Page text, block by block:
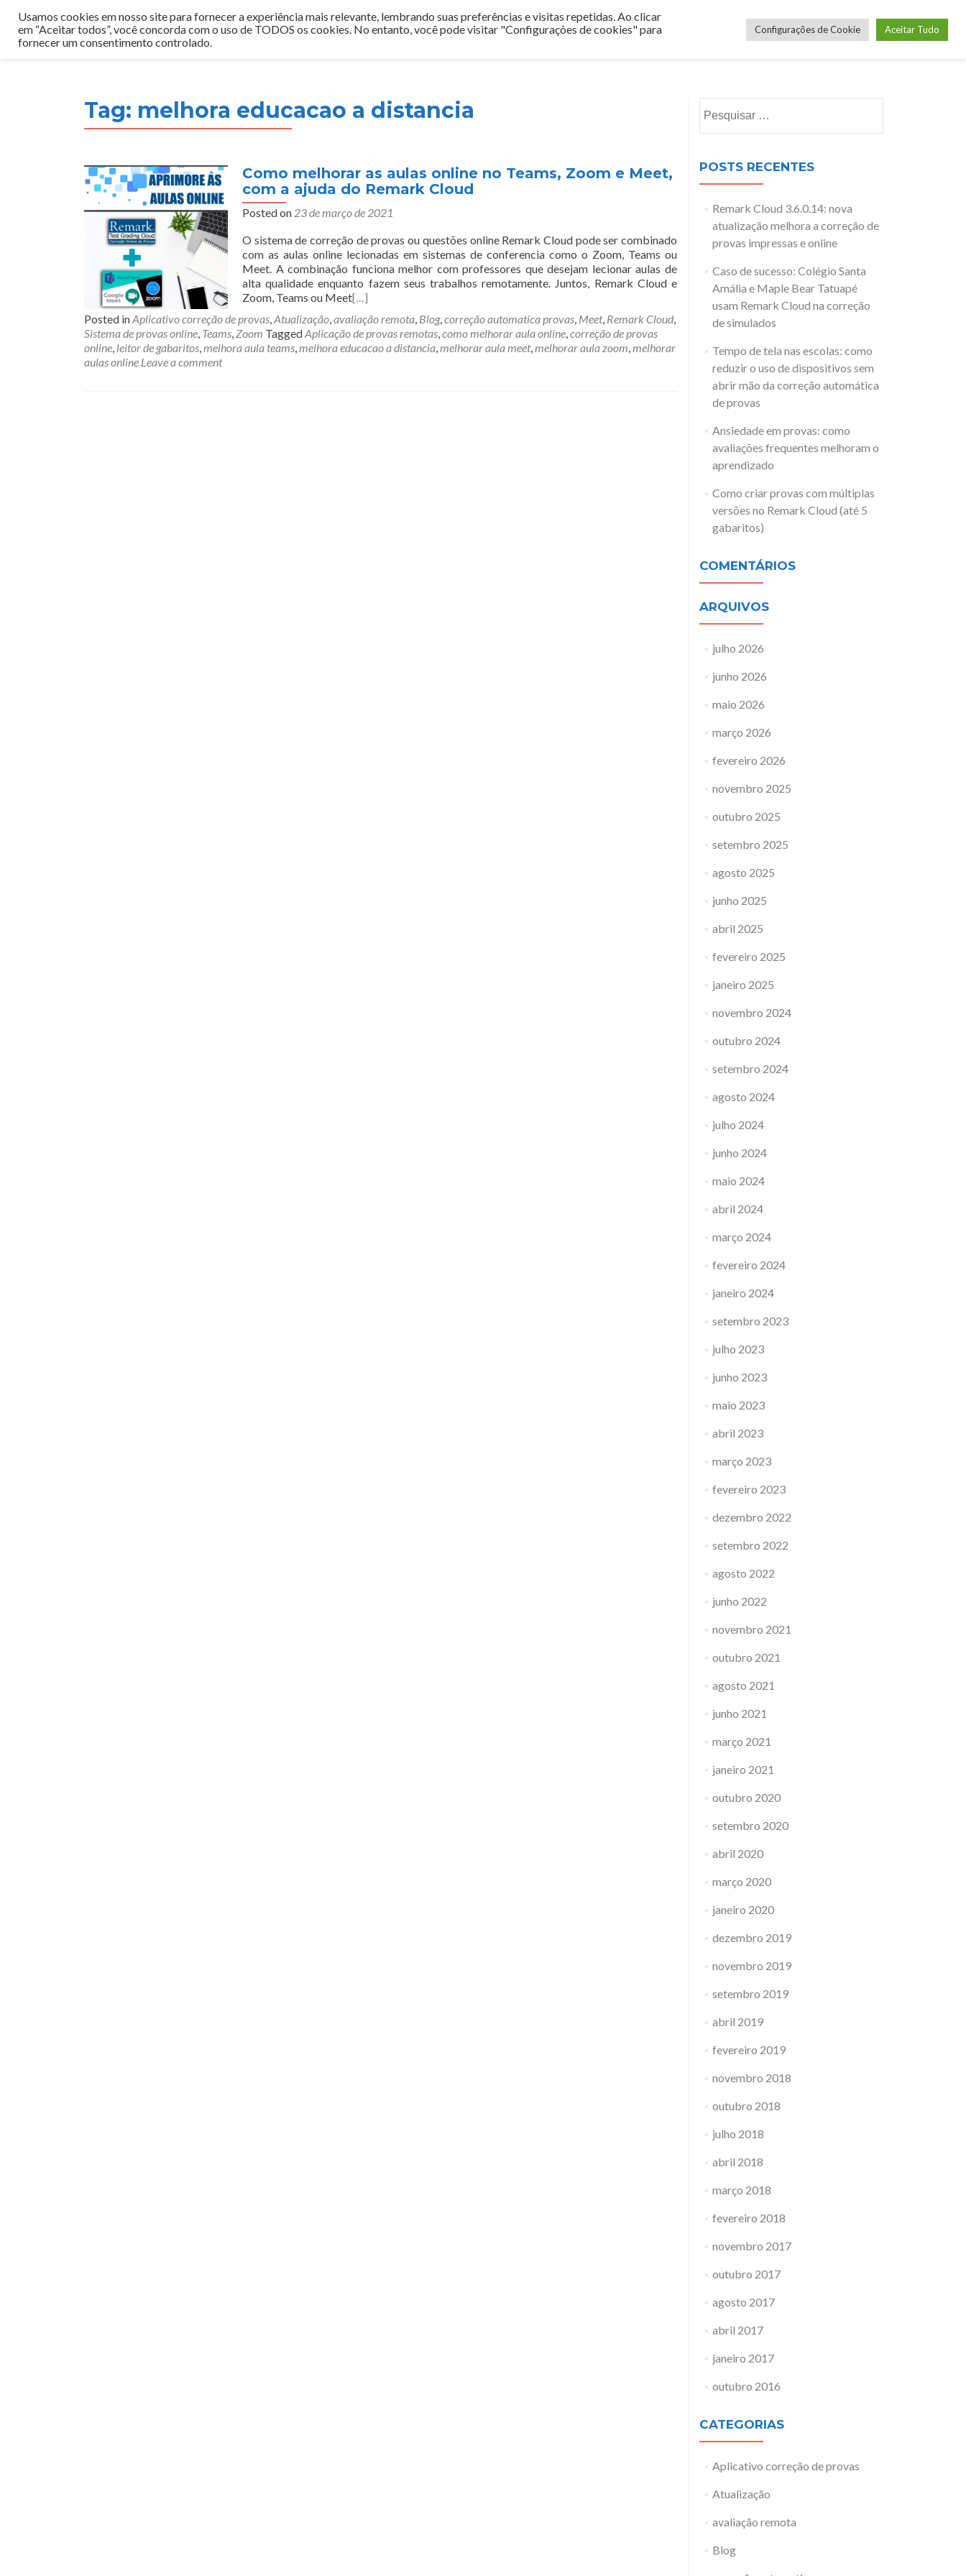
Inicio Blog Depoimentos Relatórios Avaliação Online Login Entre em Contato
Tag: melhora educacao a distancia
Como melhorar as aulas online no Teams, Zoom e Meet,
com a ajuda do Remark Cloud
Posted on 23 de março de 2021
O sistema de correção de provas ou questões online Remark Cloud pode ser combinado
com as aulas online lecionadas em sistemas de conferencia como o Zoom, Teams ou
Meet. A combinação funciona melhor com professores que desejam lecionar aulas de
alta qualidade enquanto fazem seus trabalhos remotamente. Juntos, Remark Cloud e
Zoom, Teams ou Meet[…]
Posted inAplicativo correção de provas,Atualização,avaliação remota, Blog,correção automatica provas, Meet, Remark Cloud,
Sistema de provas online, Teams, Zoom TaggedAplicação de provas remotas,como melhorar aula online,correção de provas
online, leitor de gabaritos,melhora aula teams,melhora educacao a distancia,melhorar aula meet,melhorar aula zoom,melhorar
aulas online Leave a comment
por:
POSTS RECENTES
Remark Cloud 3.6.0.14: nova
atualização melhora a correção de
provas impressas e online
Caso de sucesso: Colégio Santa
Amália e Maple Bear Tatuapé
usam Remark Cloud na correção
de simulados
Tempo de tela nas escolas: como
reduzir o uso de dispositivos sem
abrir mão da correção automática
de provas
Ansiedade em provas: como
avaliações frequentes melhoram o
aprendizado
Como criar provas com múltiplas
versões no Remark Cloud (até 5
gabaritos)
COMENTÁRIOS
ARQUIVOS
julho 2026
junho 2026
maio 2026
março 2026
fevereiro 2026
novembro 2025
outubro 2025
setembro 2025
agosto 2025
junho 2025
abril 2025
fevereiro 2025
janeiro 2025
novembro 2024
outubro 2024
setembro 2024
agosto 2024
julho 2024
junho 2024
maio 2024
abril 2024
março 2024
fevereiro 2024
janeiro 2024
setembro 2023
julho 2023
junho 2023
maio 2023
abril 2023
março 2023
fevereiro 2023
dezembro 2022
setembro 2022
agosto 2022
junho 2022
novembro 2021
outubro 2021
agosto 2021
junho 2021
março 2021
janeiro 2021
outubro 2020
setembro 2020
abril 2020
março 2020
janeiro 2020
dezembro 2019
novembro 2019
setembro 2019
abril 2019
fevereiro 2019
novembro 2018
outubro 2018
julho 2018
abril 2018
março 2018
fevereiro 2018
novembro 2017
outubro 2017
agosto 2017
abril 2017
janeiro 2017
outubro 2016
CATEGORIAS
Aplicativo correção de provas
Atualização
avaliação remota
Blog
Usamos cookies em nosso site para fornecer a experiência mais relevante, lembrando suas preferências e visitas repetidas. Ao clicar
em “Aceitar todos”, você concorda com o uso de TODOS os cookies. No entanto, você pode visitar "Configurações de cookies" para
fornecer um consentimento controlado.
Configurações de Cookie Aceitar Tudo